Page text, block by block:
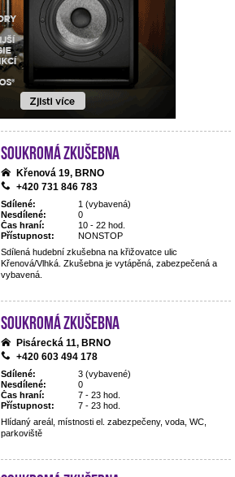
Soukromá zkušebna
Křenová 19, BRNO
+420 731 846 783
Sdílené:
1 (vybavená)
Nesdílené:
0
Čas hraní:
10 - 22 hod.
Přístupnost:
NONSTOP
Sdílená hudební zkušebna na křižovatce ulic
Křenová/Vlhká. Zkušebna je vytápěná, zabezpečená a
vybavená.
Soukromá zkušebna
Pisárecká 11, BRNO
+420 603 494 178
Sdílené:
3 (vybavené)
Nesdílené:
0
Čas hraní:
7 - 23 hod.
Přístupnost:
7 - 23 hod.
Hlídaný areál, místnosti el. zabezpečeny, voda, WC,
parkoviště